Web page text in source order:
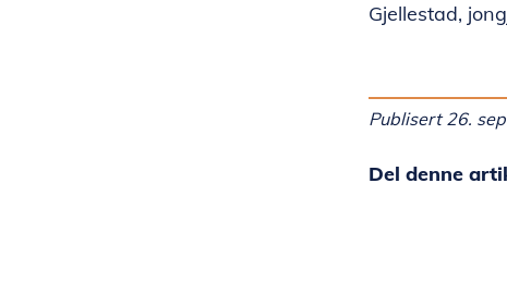
Gjellestad,
Publisert 26.
Del denne